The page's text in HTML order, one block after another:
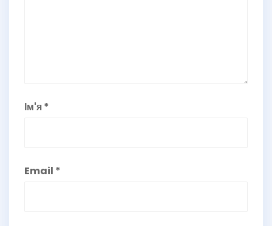
Ім'я*
Email *